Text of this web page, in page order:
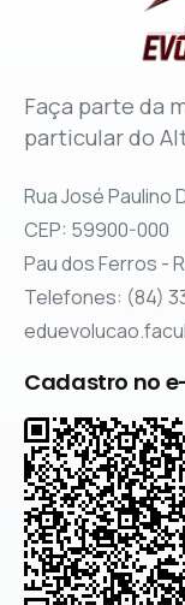
Faça parte da
particular do
Rua José Paulino
CEP: 59900-000
Pau dos Ferros -
Telefones: (84)
Cadastro no